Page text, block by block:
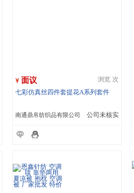
面议 浏览 次
七彩仿真丝四件套提花A系列套件
南通鼎帛纺织品有限公司 公司未核实